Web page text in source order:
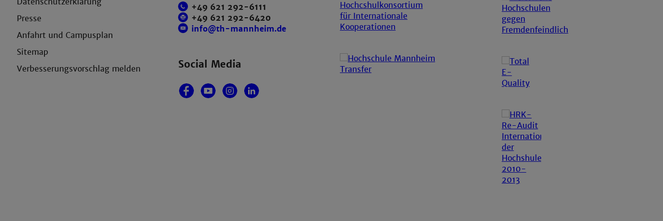
Presse
Anfahrt und Campusplan
Sitemap
Verbesserungsvorschlag melden
+49 621 292-6111
+49 621 292-6420
info@th-mannheim.de
Social Media